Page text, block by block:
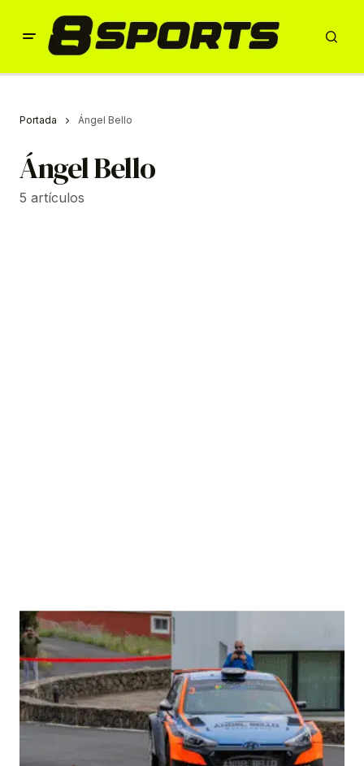
Portada Ángel Bello
Ángel Bello
5 artículos